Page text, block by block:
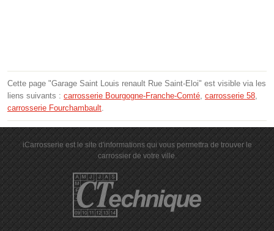
Cette page "Garage Saint Louis renault Rue Saint-Eloi" est visible via les
liens suivants : carrosserie Bourgogne-Franche-Comté, carrosserie 58,
carrosserie Fourchambault.
iCarrosserie est le site d'informations qui vous permettra de trouver le
carrossier de votre ville.